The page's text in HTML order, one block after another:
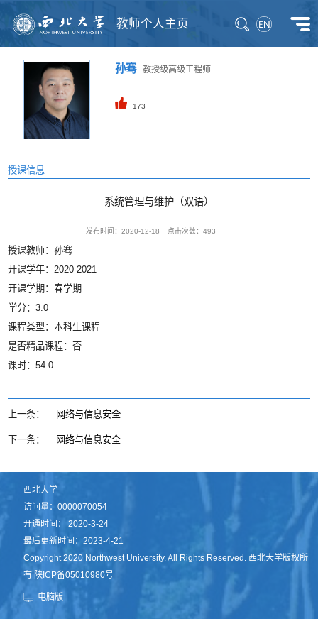
教师个人主页
孙骞教授级高级工程师
173
授课信息
系统管理与维护（双语）
发布时间：2020-12-18 点击次数：493
授课教师：孙骞
开课学年：2020-2021
开课学期：春学期
学分：3.0
课程类型：本科生课程
是否精品课程：否
课时：54.0
上一条： 网络与信息安全
下一条： 网络与信息安全
西北大学
访问量：0000070054
开通时间：2020-3-24
最后更新时间：2023-4-21
Copyright 2020 Northwest University. All Rights Reserved. 西北大学版权所
有 陕ICP备05010980号
电脑版